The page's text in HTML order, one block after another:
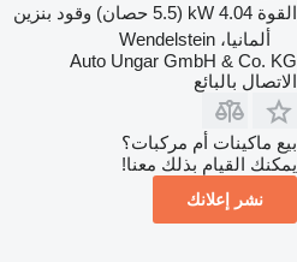
القوة 4.04 kW (5.5 حصان) وقود بنزين
ألمانيا، Wendelstein
Auto Ungar GmbH & Co. KG
الاتصال بالبائع
بيع ماكينات أم مركبات؟
يمكنك القيام بذلك معنا!
نشر إعلانك